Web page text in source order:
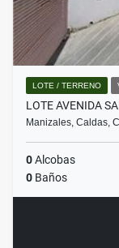
LOTE / TERRENO
LOTE AVENIDA
Manizales, Caldas,
0Alcobas
0 Baños